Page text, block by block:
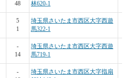
48
林620-1
5
1
埼玉県さいたま市西区大字西遊
馬322-1
-
14
埼玉県さいたま市西区大字西遊
馬719-1
-
埼玉県さいたま市西区大字指扇